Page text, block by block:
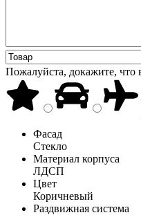
Пожалуйста, докажите, что
Фасад
Стекло
Материал корпуса
ЛДСП
Цвет
Коричневый
Раздвижная система